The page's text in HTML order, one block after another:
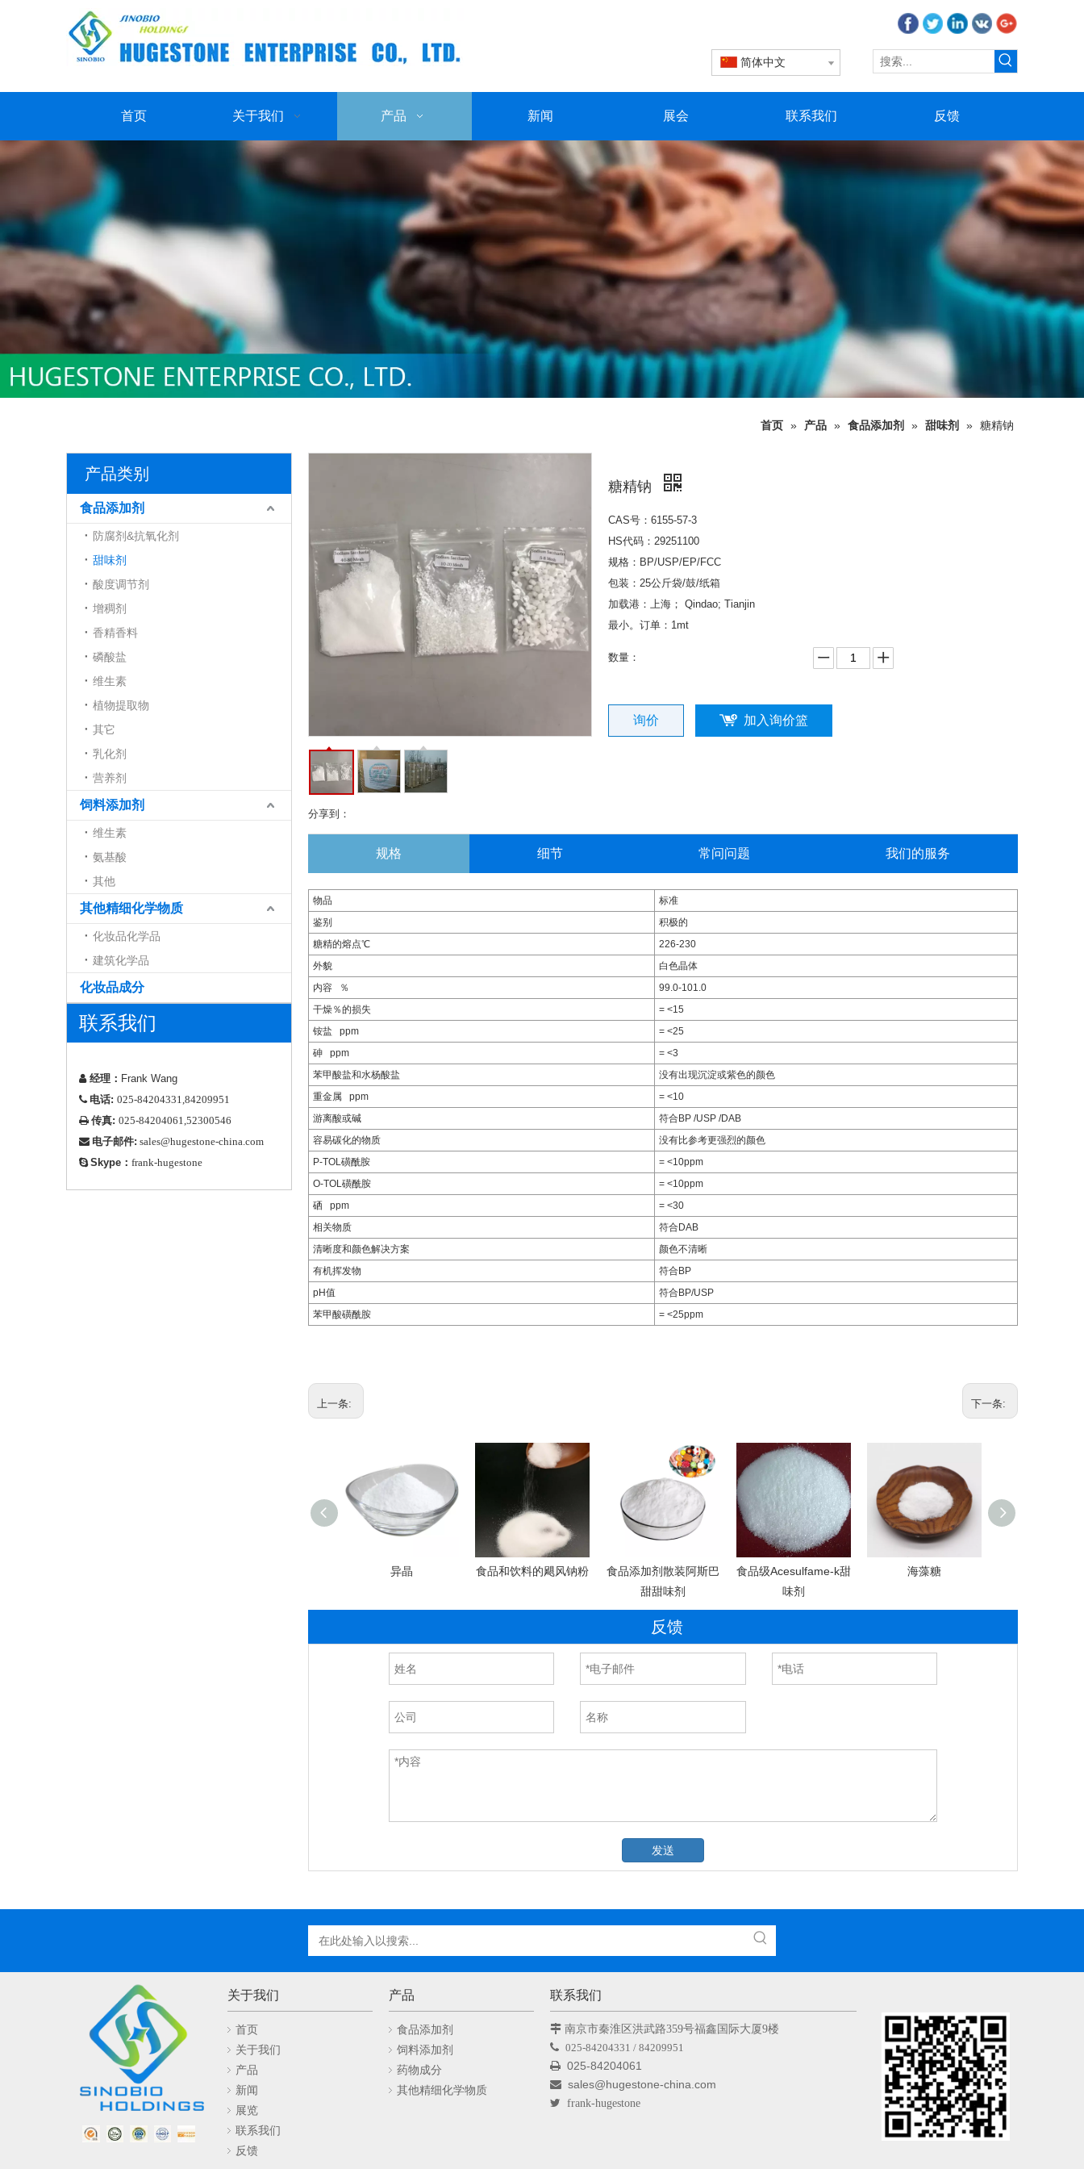
简体中文
首页 关于我们 产品 新闻 展会 联系我们 反馈
首页 » 产品 » 食品添加剂 » 甜味剂 » 糖精钠
产品类别
食品添加剂
防腐剂&抗氧化剂
甜味剂
酸度调节剂
增稠剂
香精香料
磷酸盐
维生素
植物提取物
其它
乳化剂
营养剂
饲料添加剂
维生素
氨基酸
其他
其他精细化学物质
化妆品化学品
建筑化学品
化妆品成分
联系我们
 经理： Frank Wang
 电话: 025-84204331,84209951
 传真: 025-84204061,52300546
 电子邮件: sales@hugestone-china.com
Skype： frank-hugestone
分享到：
糖精钠
CAS号：6155-57-3
HS代码：29251100
规格：BP/USP/EP/FCC
包装：25公斤袋/鼓/纸箱
加载港：上海； Qindao; Tianjin
最小。订单：1mt
数量：
询价 加入询价篮
规格 细节 常问问题 我们的服务
物品
标准
鉴别
积极的
糖精的熔点℃
226-230
外貌
白色晶体
内容 ％
99.0-101.0
干燥％的损失
= <15
铵盐 ppm
= <25
砷 ppm
= <3
苯甲酸盐和水杨酸盐
没有出现沉淀或紫色的颜色
重金属 ppm
= <10
游离酸或碱
符合BP /USP /DAB
容易碳化的物质
没有比参考更强烈的颜色
P-TOL磺酰胺
= <10ppm
O-TOL磺酰胺
= <10ppm
硒 ppm
= <30
相关物质
符合DAB
清晰度和颜色解决方案
颜色不清晰
有机挥发物
符合BP
pH值
符合BP/USP
苯甲酸磺酰胺
= <25ppm
上一条: 下一条:
异晶 食品和饮料的飓风钠粉
食品添加剂散装阿斯巴
甜甜味剂
食品级Acesulfame-k甜
味剂
海藻糖
反馈
发送
关于我们
首页
关于我们
产品
新闻
展览
联系我们
反馈
产品
食品添加剂
饲料添加剂
药物成分
其他精细化学物质
联系我们
 南京市秦淮区洪武路359号福鑫国际大厦9楼
 025-84204331 / 84209951
 025-84204061
 sales@hugestone-china.com
 frank-hugestone